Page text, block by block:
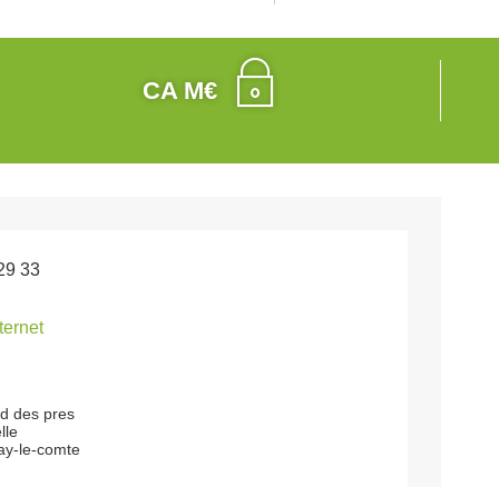
CA M€
33
des pres
le-comte